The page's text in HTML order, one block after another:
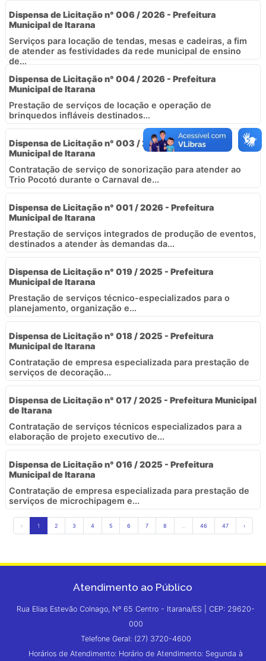
Dispensa de Licitação n° 006 / 2026 - Prefeitura
Municipal de Itarana
Serviços para locação de tendas, mesas e cadeiras, a fim
de atender as festividades da rede municipal de ensino
de...
Dispensa de Licitação n° 004 / 2026 - Prefeitura
Municipal de Itarana
Prestação de serviços de locação e operação de
brinquedos infláveis destinados...
Dispensa de Licitação n° 003 / 2026 - Prefeitura
Municipal de Itarana
Contratação de serviço de sonorização para atender ao
Trio Pocotó durante o Carnaval de...
Dispensa de Licitação n° 001 / 2026 - Prefeitura
Municipal de Itarana
Prestação de serviços integrados de produção de eventos,
destinados a atender às demandas da...
Dispensa de Licitação n° 019 / 2025 - Prefeitura
Municipal de Itarana
Prestação de serviços técnico-especializados para o
planejamento, organização e...
Dispensa de Licitação n° 018 / 2025 - Prefeitura
Municipal de Itarana
Contratação de empresa especializada para prestação de
serviços de decoração...
Dispensa de Licitação n° 017 / 2025 - Prefeitura Municipal
de Itarana
Contratação de serviços técnicos especializados para a
elaboração de projeto executivo de...
Dispensa de Licitação n° 016 / 2025 - Prefeitura
Municipal de Itarana
Contratação de empresa especializada para prestação de
serviços de microchipagem e...
‹ 1 2 3 4 5 6 7 8 46 47 ›
Atendimento ao Público
Rua Elias Estevão Colnago, Nº 65 Centro - Itarana/ES | CEP: 29620-
000
Telefone Geral: (27) 3720-4600
Horários de Atendimento: Horário de Atendimento: Segunda à